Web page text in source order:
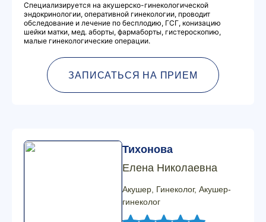
Специализируется на акушерско-гинекологической
эндокринологии, оперативной гинекологии, проводит
обследование и лечение по бесплодию, ГСГ, конизацию
шейки матки, мед. аборты, фармаборты, гистероскопию,
малые гинекологические операции.
ЗАПИСАТЬСЯ НА ПРИЕМ
Тихонова
Елена Николаевна
Акушер, Гинеколог, Акушер-
гинеколог